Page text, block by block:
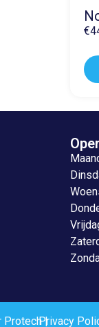
€
Protech |Privacy